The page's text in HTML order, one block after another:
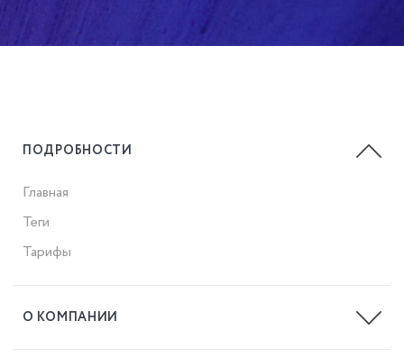
ПОДРОБНОСТИ
Главная
Теги
Тарифы
О КОМПАНИИ